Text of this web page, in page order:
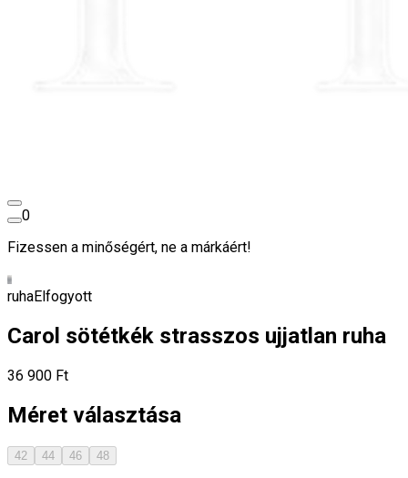
0
Fizessen a minőségért, ne a márkáért!
ruhaElfogyott
Carol sötétkék strasszos ujjatlan ruha
36 900 Ft
Méret választása
42 44 46 48